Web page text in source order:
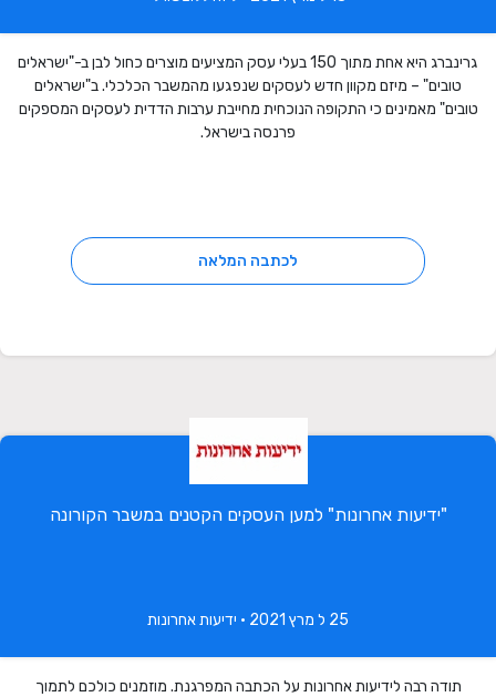
גרינברג היא אחת מתוך 150 בעלי עסק המציעים מוצרים כחול לבן ב-"ישראלים
טובים" – מיזם מקוון חדש לעסקים שנפגעו מהמשבר הכלכלי. ב"ישראלים
טובים" מאמינים כי התקופה הנוכחית מחייבת ערבות הדדית לעסקים המספקים
פרנסה בישראל.
לכתבה המלאה
"ידיעות אחרונות" למען העסקים הקטנים במשבר הקורונה
25 ל מרץ 2021 • ידיעות אחרונות
תודה רבה לידיעות אחרונות על הכתבה המפרגנת. מוזמנים כולכם לתמוך